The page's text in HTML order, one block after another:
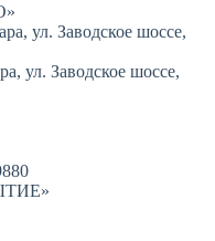
ул. Заводское шоссе,
ул. Заводское шоссе,